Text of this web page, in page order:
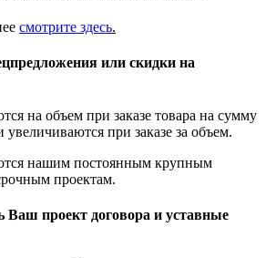
смотрите здесь.
или скидки на
на объем при заказе товара на сумму
при заказе за объем.
нашим постоянным крупным
проектам.
проект договора и уставные